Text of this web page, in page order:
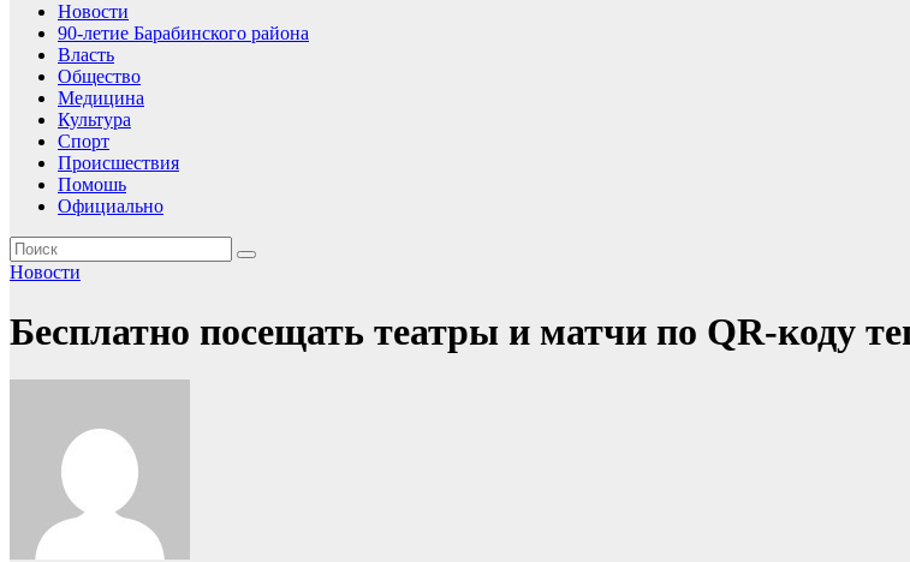
Новости
90-летие Барабинского района
Власть
Общество
Медицина
Культура
Спорт
Происшествия
Помошь
Официально
Новости
Бесплатно посещать театры и матчи по QR-коду